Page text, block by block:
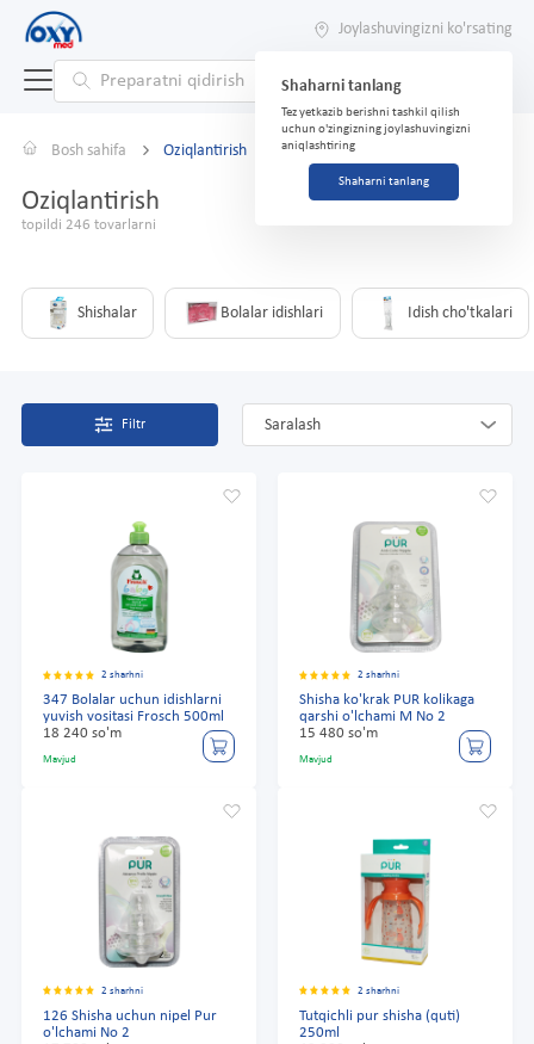
Joylashuvingizni ko'rsating
Shaharni tanlang
Tez yetkazib berishni tashkil qilish
uchun o'zingizning joylashuvingizni
aniqlashtiring
Shaharni tanlang
Bosh sahifa Oziqlantirish
Oziqlantirish
topildi 246 tovarlarni
Shishalar Bolalar idishlari Idish cho'tkalari
Filtr Saralash
2 sharhni
347 Bolalar uchun idishlarni
yuvish vositasi Frosch 500ml
18 240 so'm
Mavjud
2 sharhni
Shisha ko'krak PUR kolikaga
qarshi o'lchami M No 2
15 480 so'm
Mavjud
2 sharhni
126 Shisha uchun nipel Pur
o'lchami No 2
2 sharhni
Tutqichli pur shisha (quti)
250ml